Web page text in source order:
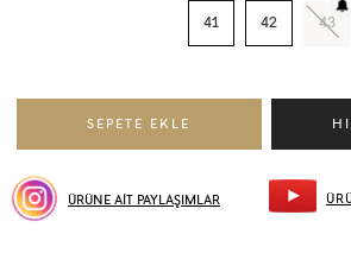
41 42 43
ÜRÜNE AİT PAYLAŞIMLAR